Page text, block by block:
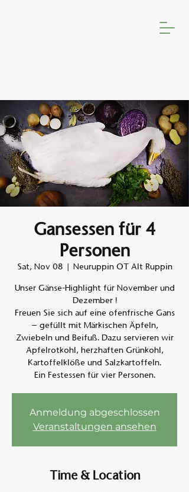
Gansessen für 4
Personen
Sat, Nov 08
  |
Neuruppin OT Alt Ruppin
Unser Gänse-Highlight für November und
Dezember !
Freuen Sie sich auf eine ofenfrische Gans
– gefüllt mit Märkischen Äpfeln,
Zwiebeln und Beifuß. Dazu servieren wir
Apfelrotkohl, herzhaften Grünkohl,
Kartoffelklöße und Salzkartoffeln.
Ein Festessen für vier Personen.
Anmeldung abgeschlossen
Veranstaltungen ansehen
Time & Location